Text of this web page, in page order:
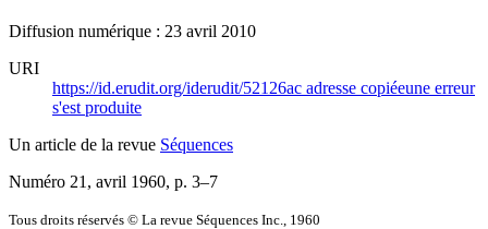
Diffusion numérique : 23 avril 2010
URI
https://id.erudit.org/iderudit/52126ac adresse copiéeune erreur
s'est produite
Un article de la revue Séquences
Numéro 21, avril 1960, p. 3–7
Tous droits réservés © La revue Séquences Inc., 1960